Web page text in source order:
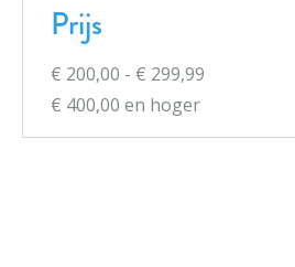
Prijs
€ 200,00 - € 299,99
€ 400,00 en hoger